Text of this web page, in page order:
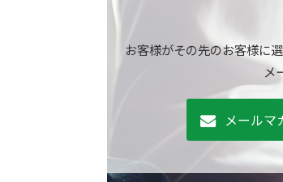
お客様がその先のお客様に
メ
メールマ